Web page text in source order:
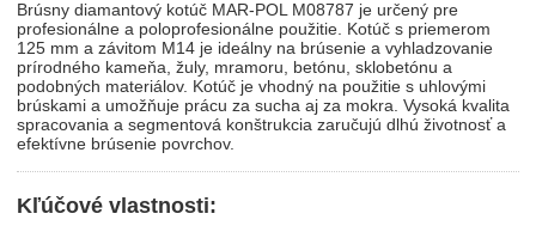
Brúsny diamantový kotúč MAR-POL M08787 je určený pre
profesionálne a poloprofesionálne použitie. Kotúč s priemerom
125 mm a závitom M14 je ideálny na brúsenie a vyhladzovanie
prírodného kameňa, žuly, mramoru, betónu, sklobetónu a
podobných materiálov. Kotúč je vhodný na použitie s uhlovými
brúskami a umožňuje prácu za sucha aj za mokra. Vysoká kvalita
spracovania a segmentová konštrukcia zaručujú dlhú životnosť a
efektívne brúsenie povrchov.
Kľúčové vlastnosti: